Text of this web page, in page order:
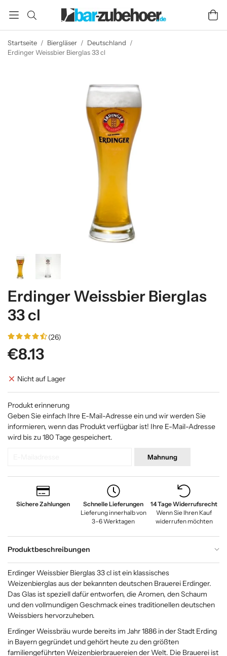
Startseite / Biergläser / Deutschland /
Erdinger Weissbier Bierglas 33 cl
Erdinger Weissbier Bierglas
33 cl
(26)
€8.13
Nicht auf Lager
Produkt erinnerung
Geben Sie einfach Ihre E-Mail-Adresse ein und wir werden Sie
informieren, wenn das Produkt verfügbar ist! Ihre E-Mail-Adresse
wird bis zu 180 Tage gespeichert.
Mahnung
Sichere Zahlungen
Schnelle Lieferungen
Lieferung innerhalb von
3–6 Werktagen
14 Tage Widerrufsrecht
Wenn Sie Ihren Kauf
widerrufen möchten
Produktbeschreibungen
Erdinger Weissbier Bierglas 33 cl ist ein klassisches
Weizenbierglas aus der bekannten deutschen Brauerei Erdinger.
Das Glas ist speziell dafür entworfen, die Aromen, den Schaum
und den vollmundigen Geschmack eines traditionellen deutschen
Weissbiers hervorzuheben.
Erdinger Weissbräu wurde bereits im Jahr 1886 in der Stadt Erding
in Bayern gegründet und gehört heute zu den größten
familiengeführten Weizenbierbrauereien der Welt. Die Brauerei ist